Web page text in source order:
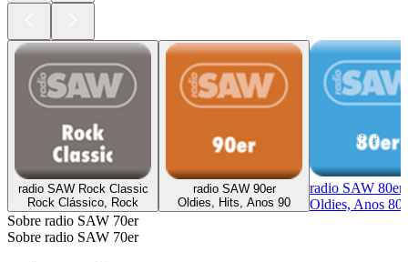
radio SAW Rock Classic
Rock Clássico, Rock
radio SAW 90er
Oldies, Hits, Anos 90
radio SAW 80er
Oldies, Anos
Sobre radio SAW 70er
Sobre radio SAW 70er